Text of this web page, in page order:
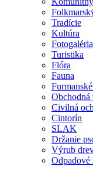
Tradície
Kultúra
Fotogaléria
Turistika
Flóra
Fauna
Obchodná
Civilná
Cintorín
SLAK
Držanie
Výrub
Odpadové